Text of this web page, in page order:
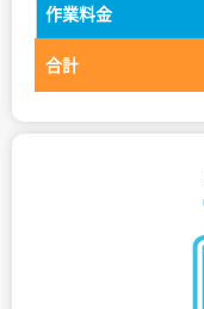
作業料金
合計